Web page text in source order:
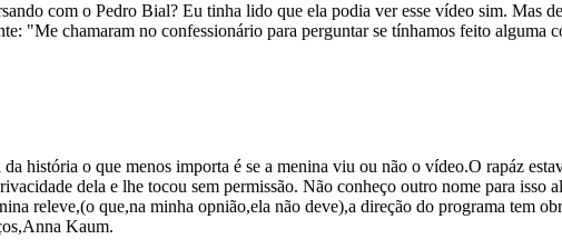
com o Pedro Bial? Eu tinha lido que ela podia ver esse vídeo sim. Mas
"Me chamaram no confessionário para perguntar se tínhamos feito alguma
história o que menos importa é se a menina viu ou não o vídeo.O rapáz
dela e lhe tocou sem permissão. Não conheço outro nome para isso
releve,(o que,na minha opnião,ela não deve),a direção do programa tem
Kaum.